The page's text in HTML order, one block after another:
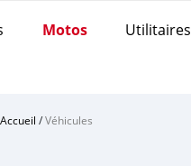
Motos Utilitaires
Accueil /Véhicules